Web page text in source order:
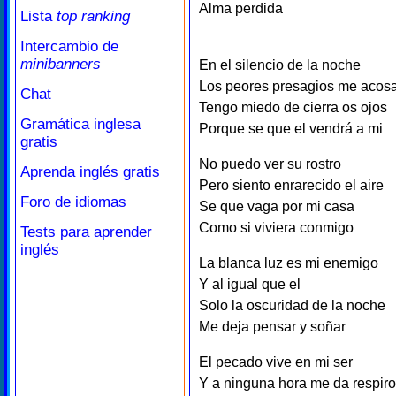
Lista top ranking
Intercambio de
minibanners
Chat
Gramática inglesa
gratis
Aprenda inglés gratis
Foro de idiomas
Tests para aprender
inglés
Alma perdida
En el silencio de la noche
Los peores presagios me
Tengo miedo de cierra os ojos
Porque se que el vendrá a mi
No puedo ver su rostro
Pero siento enrarecido el aire
Se que vaga por mi casa
Como si viviera conmigo
La blanca luz es mi enemigo
Y al igual que el
Solo la oscuridad de la noche
Me deja pensar y soñar
El pecado vive en mi ser
Y a ninguna hora me da respiro